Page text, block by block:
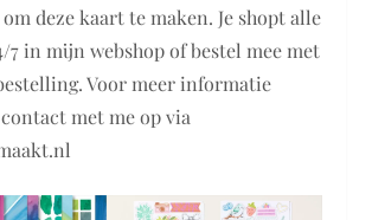
deze kaart te maken. Je shopt alle
7 in mijn webshop of bestel mee met
Voor meer informatie
met me op via